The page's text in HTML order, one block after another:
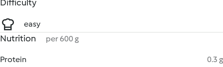
Difficulty
easy
Nutrition per 600 g
Protein
0.3 g